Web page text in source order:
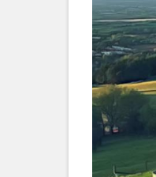
НОВОСТИ